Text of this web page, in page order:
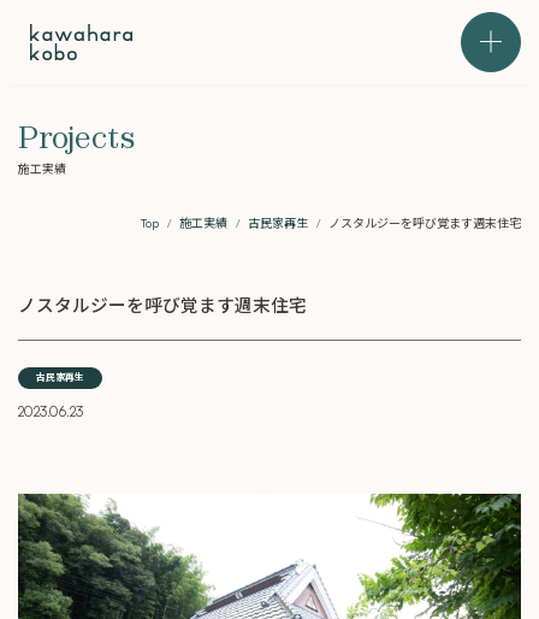
メニュ
Projects
施工実績
Top 施工実績 古民家再生 ノスタルジーを呼び覚ます週末住宅
ノスタルジーを呼び覚ます週末住宅
古民家再生
2023.06.23